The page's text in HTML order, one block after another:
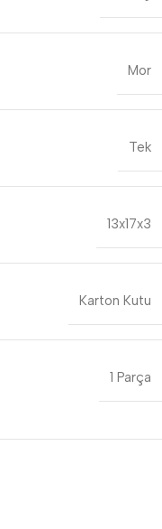
Mor
Tek
13x17x3
Karton Kutu
1 Parça